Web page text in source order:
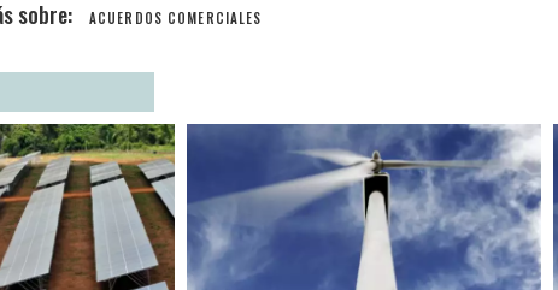
ACUERDOS COMERCIALES